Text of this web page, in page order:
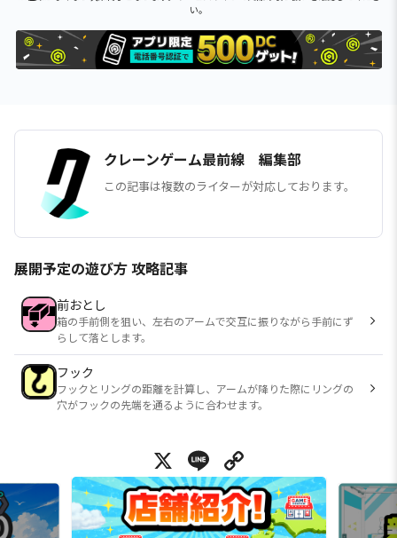
い。
クレーンゲーム最前線 編集部
この記事は複数のライターが対応しております。
展開予定の遊び方 攻略記事
前おとし
箱の手前側を狙い、左右のアームで交互に振りながら手前にず
らして落とします。
フック
フックとリングの距離を計算し、アームが降りた際にリングの
穴がフックの先端を通るように合わせます。
X Line